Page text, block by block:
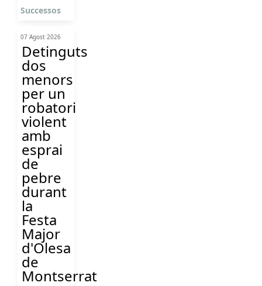
Successos
07 Agost 2026
Detinguts
dos
menors
per un
robatori
violent
amb
esprai
de
pebre
durant
la
Festa
Major
d'Olesa
de
Montserrat